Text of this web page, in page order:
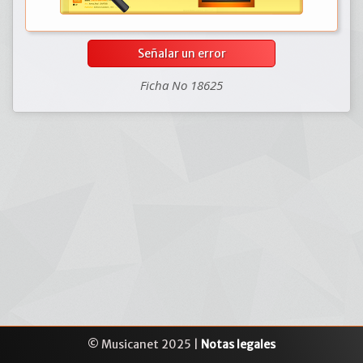
Señalar un error
Ficha No 18625
© Musicanet 2025 | Notas legales